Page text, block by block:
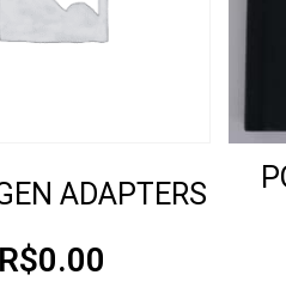
ADAPTERS
R$0.00